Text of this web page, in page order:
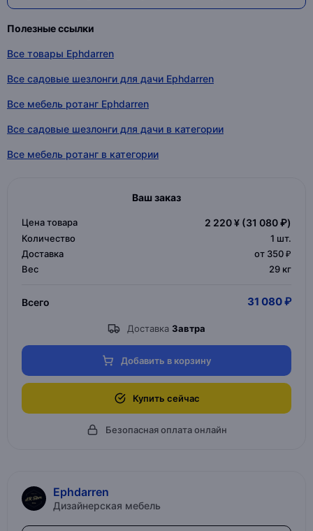
Полезные ссылки
Все товары Ephdarren
Все садовые шезлонги для дачи Ephdarren
Все мебель ротанг Ephdarren
Все садовые шезлонги для дачи в категории
Все мебель ротанг в категории
Ваш заказ
Цена товара 2 220 ¥ (31 080 ₽)
Количество 1 шт.
Доставка
от 350 ₽
Вес
29 кг
Всего 31 080 ₽
Доставка Завтра
Добавить в корзину
Купить сейчас
Безопасная оплата онлайн
Ephdarren
Дизайнерская мебель